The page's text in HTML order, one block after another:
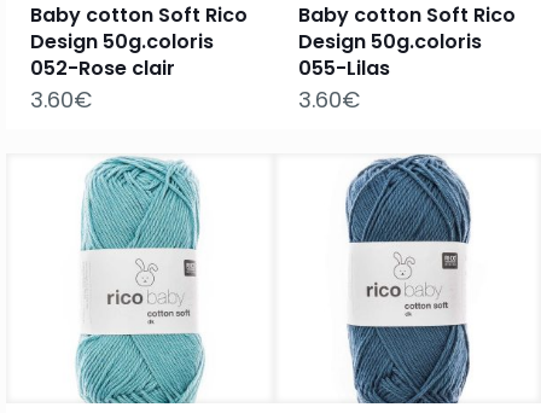
Baby cotton Soft Rico
Design 50g.coloris
052-Rose clair
3.60€
Baby cotton Soft Rico
Design 50g.coloris
055-Lilas
3.60€